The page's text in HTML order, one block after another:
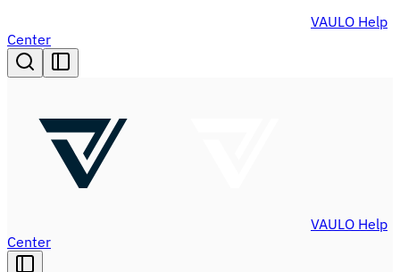
VAULO Help
Center
VAULO Help
Center